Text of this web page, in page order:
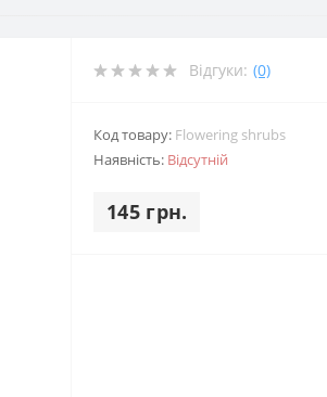
Відгуки: (0)
Код товару: Flowering shrubs
Наявність: Відсутній
145 грн.